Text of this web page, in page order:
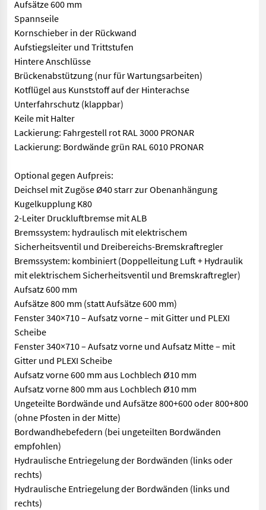
Aufsätze 600 mm
Spannseile
Kornschieber in der Rückwand
Aufstiegsleiter und Trittstufen
Hintere Anschlüsse
Brückenabstützung (nur für Wartungsarbeiten)
Kotflügel aus Kunststoff auf der Hinterachse
Unterfahrschutz (klappbar)
Keile mit Halter
Lackierung: Fahrgestell rot RAL 3000 PRONAR
Lackierung: Bordwände grün RAL 6010 PRONAR
Optional gegen Aufpreis:
Deichsel mit Zugöse Ø40 starr zur Obenanhängung
Kugelkupplung K80
2-Leiter Druckluftbremse mit ALB
Bremssystem: hydraulisch mit elektrischem
Sicherheitsventil und Dreibereichs-Bremskraftregler
Bremssystem: kombiniert (Doppelleitung Luft + Hydraulik
mit elektrischem Sicherheitsventil und Bremskraftregler)
Aufsatz 600 mm
Aufsätze 800 mm (statt Aufsätze 600 mm)
Fenster 340×710 – Aufsatz vorne – mit Gitter und PLEXI
Scheibe
Fenster 340×710 – Aufsatz vorne und Aufsatz Mitte – mit
Gitter und PLEXI Scheibe
Aufsatz vorne 600 mm aus Lochblech Ø10 mm
Aufsatz vorne 800 mm aus Lochblech Ø10 mm
Ungeteilte Bordwände und Aufsätze 800+600 oder 800+800
(ohne Pfosten in der Mitte)
Bordwandhebefedern (bei ungeteilten Bordwänden
empfohlen)
Hydraulische Entriegelung der Bordwänden (links oder
rechts)
Hydraulische Entriegelung der Bordwänden (links und
rechts)